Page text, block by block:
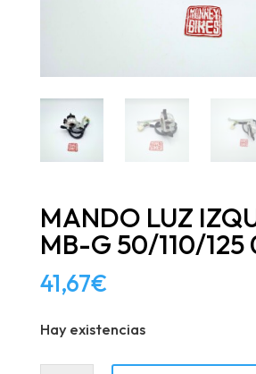
MANDO LUZ
MB-G 50/110/125
41,67€
Hay existencias